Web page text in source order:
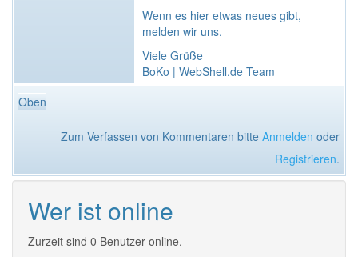
Wenn es hier etwas neues gibt,
melden wir uns.
Viele Grüße
BoKo | WebShell.de Team
Oben
Zum Verfassen von Kommentaren bitte Anmelden oder
Registrieren.
Wer ist online
Zurzeit sind 0 Benutzer online.